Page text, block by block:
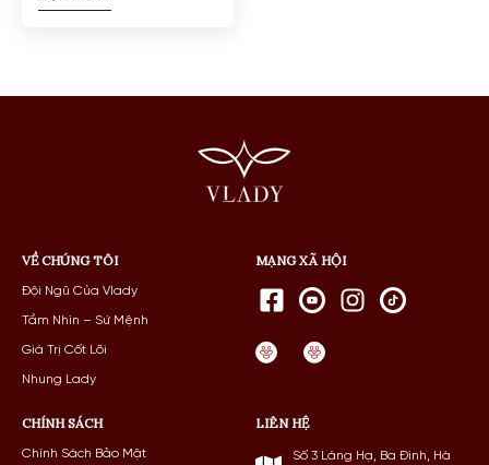
VỀ CHÚNG TÔI
Đội Ngũ Của Vlady
Tầm Nhìn – Sứ Mệnh
Giá Trị Cốt Lõi
Nhung Lady
CHÍNH SÁCH
Chính Sách Bảo Mật
LIÊN HỆ
Số 3 Láng Hạ, Ba Đình, Hà
MẠNG XÃ HỘI